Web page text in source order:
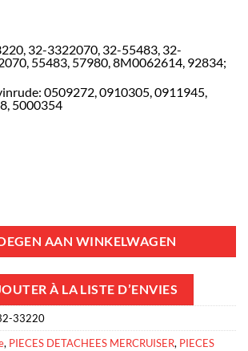
32-3322070, 32-55483, 32-
55483, 57980, 8M0062614, 92834;
0509272, 0910305, 0911945,
5000354
AAN WINKELWAGEN
À LA LISTE D’ENVIES
33220
, PIECES DETACHEES MERCRUISER, PIECES